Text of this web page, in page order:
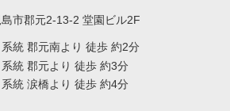
市郡元2-13-2 堂園ビル2F
統 郡元南より 徒歩 約2分
統 郡元より 徒歩 約3分
統 涙橋より 徒歩 約4分